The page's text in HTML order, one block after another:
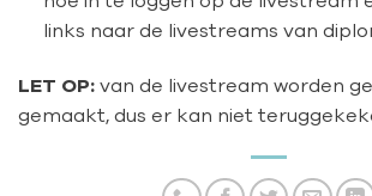
links naar de livestreams van
LET OP: van de livestream worden
gemaakt, dus er kan niet